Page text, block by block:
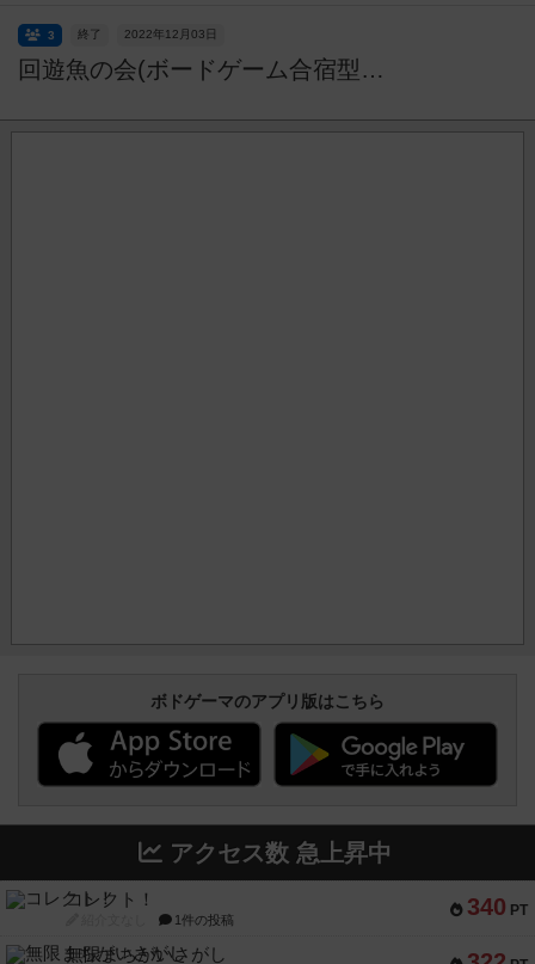
回遊魚の会(ボードゲーム合宿型オープン会＠立川)
終了 2022年12月03日
3
ボドゲーマのアプリ版はこちら
アクセス数 急上昇中
340 PT
コレクト！
1件の投稿
無限まちがいさがし